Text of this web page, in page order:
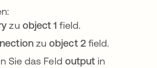
zu object 1 field.
zuobject 2field.
Sie das Feld output in